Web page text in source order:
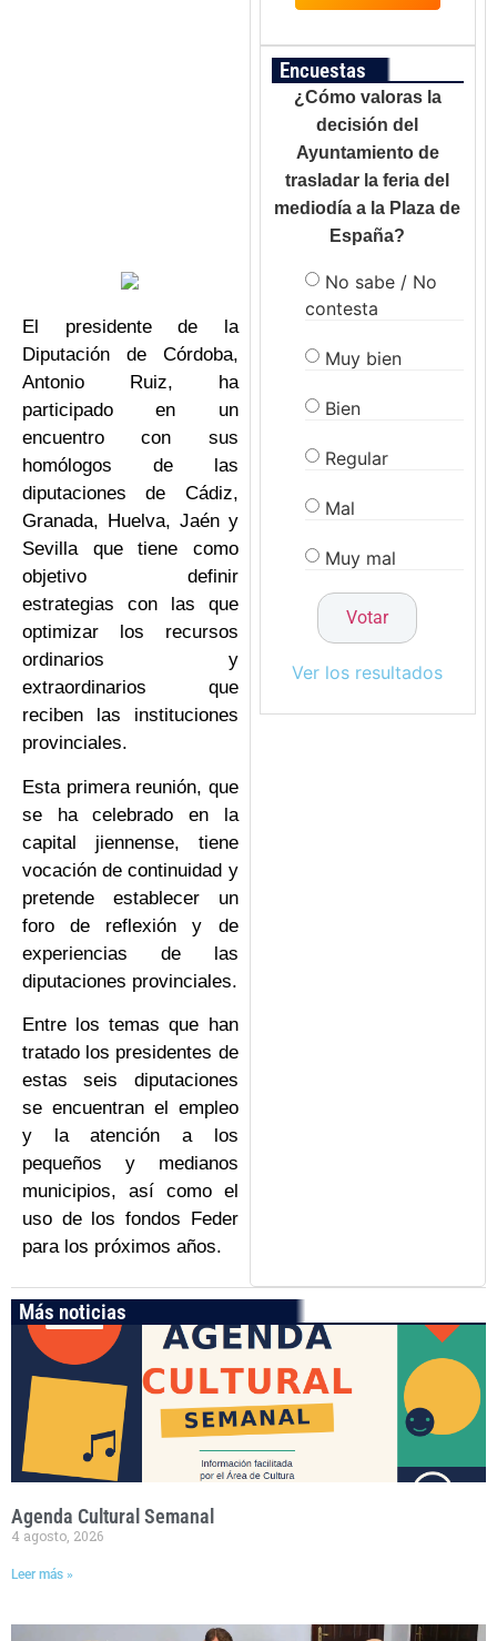
El presidente de la
Diputación de Córdoba,
Antonio Ruiz, ha
participado en un
encuentro con sus
homólogos de las
diputaciones de Cádiz,
Granada, Huelva, Jaén y
Sevilla que tiene como
objetivo definir
estrategias con las que
optimizar los recursos
ordinarios y
extraordinarios que
reciben las instituciones
provinciales.
Esta primera reunión, que
se ha celebrado en la
capital jiennense, tiene
vocación de continuidad y
pretende establecer un
foro de reflexión y de
experiencias de las
diputaciones provinciales.
Entre los temas que han
tratado los presidentes de
estas seis diputaciones
se encuentran el empleo
y la atención a los
pequeños y medianos
municipios, así como el
uso de los fondos Feder
para los próximos años.
Encuestas
¿Cómo valoras la
decisión del
Ayuntamiento de
trasladar la feria del
mediodía a la Plaza de
España?
No sabe / No
contesta
Muy bien
Bien
Regular
Mal
Muy mal
Ver los resultados
Más noticias
Agenda Cultural Semanal
4 agosto, 2026
Leer más »